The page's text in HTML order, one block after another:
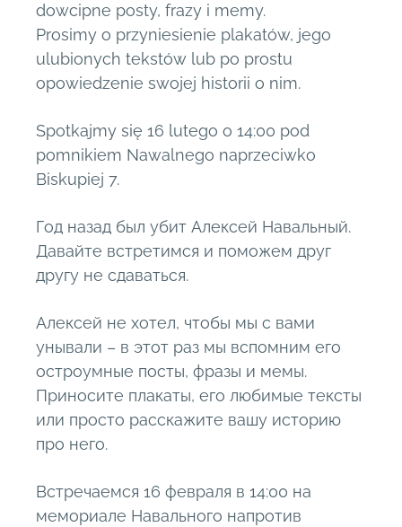
dowcipne posty, frazy i memy.
Prosimy o przyniesienie plakatów, jego
ulubionych tekstów lub po prostu
opowiedzenie swojej historii o nim.
Spotkajmy się 16 lutego o 14:00 pod
pomnikiem Nawalnego naprzeciwko
Biskupiej 7.
Год назад был убит Алексей Навальный.
Давайте встретимся и поможем друг
другу не сдаваться.
Алексей не хотел, чтобы мы с вами
унывали – в этот раз мы вспомним его
остроумные посты, фразы и мемы.
Приносите плакаты, его любимые тексты
или просто расскажите вашу историю
про него.
Встречаемся 16 февраля в 14:00 на
мемориале Навального напротив